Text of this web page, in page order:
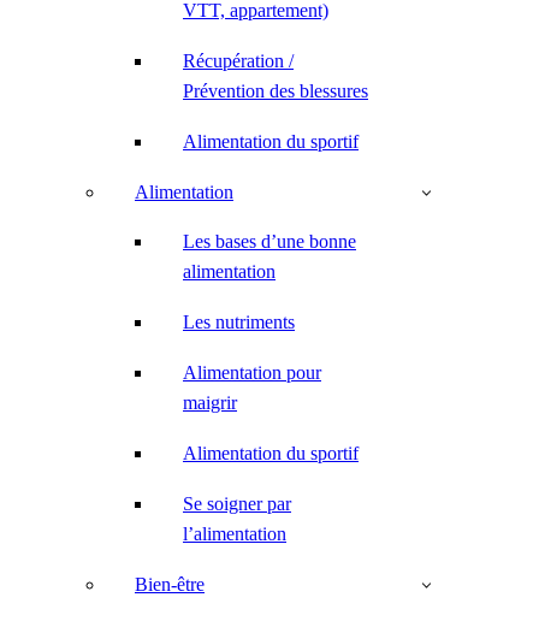
VTT, appartement)
Récupération /
Prévention des blessures
Alimentation du sportif
Alimentation
Les bases d’une bonne
alimentation
Les nutriments
Alimentation pour
maigrir
Alimentation du sportif
Se soigner par
l’alimentation
Bien-être